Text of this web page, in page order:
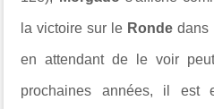
la victoire sur le Ronde dans
en attendant de le voir
prochaines années, il est